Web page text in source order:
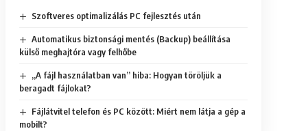
Szoftveres optimalizálás PC fejlesztés után
Automatikus biztonsági mentés (Backup) beállítása
külső meghajtóra vagy felhőbe
„A fájl használatban van” hiba: Hogyan töröljük a
beragadt fájlokat?
Fájlátvitel telefon és PC között: Miért nem látja a gép a
mobilt?